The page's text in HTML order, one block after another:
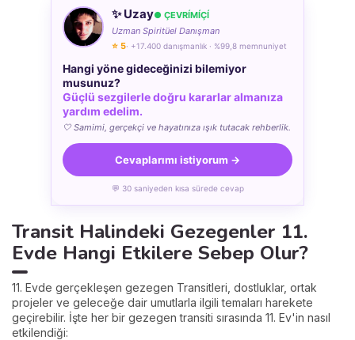
✨ Uzay● ÇEVRÍMÍÇÍ
Uzman Spiritüel Danışman
⭐ 5· +17.400 danışmanlık · %99,8 memnuniyet
Hangi yöne gideceğinizi bilemiyor
musunuz?
Güçlü sezgilerle doğru kararlar almanıza
yardım edelim.
🤍 Samimi, gerçekçi ve hayatınıza ışık tutacak rehberlik.
Cevaplarımı istiyorum →
💬 30 saniyeden kısa sürede cevap
Transit Halindeki Gezegenler 11.
Evde Hangi Etkilere Sebep Olur?
11. Evde gerçekleşen gezegen Transitleri, dostluklar, ortak
projeler ve geleceğe dair umutlarla ilgili temaları harekete
geçirebilir. İşte her bir gezegen transiti sırasında 11. Ev'in nasıl
etkilendiği: